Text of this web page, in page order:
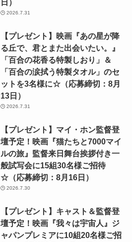
日）
2026.7.31
【プレゼント】映画『あの星が降
る丘で、君とまた出会いたい。』
「百合の花香る特製しおり」＆
「百合の涙拭う特製タオル」のセ
ットを3名様に☆（応募締切：8月
13日）
2026.7.31
【プレゼント】マイ・ホン監督登
壇予定！映画『猫たちと7000マイ
ルの旅』監督来日舞台挨拶付き一
般試写会に15組30名様ご招待
☆（応募締切：8月16日）
2026.7.30
【プレゼント】キャスト＆監督登
壇予定！映画『我々は宇宙人』ジ
ャパンプレミアに10組20名様ご招